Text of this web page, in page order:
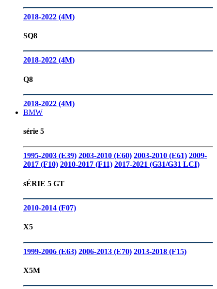
2018-2022 (4M)
SQ8
2018-2022 (4M)
Q8
2018-2022 (4M)
BMW
série 5
1995-2003 (E39) 2003-2010 (E60) 2003-2010 (E61) 2009-
2017 (F10) 2010-2017 (F11) 2017-2021 (G31/G31 LCI)
sÉRIE 5 GT
2010-2014 (F07)
X5
1999-2006 (E63) 2006-2013 (E70) 2013-2018 (F15)
X5M